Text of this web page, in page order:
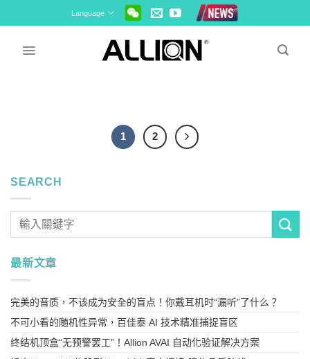
to
Language
1 2
SEARCH
最新文章
完美的音质，不该成为安全的盲点！你戴耳机时“漏听”了什么？
不可小看的随机性异常，百佳泰 AI 技术精准捕捉盲区
终结机顶盒“无预警罢工”！Allion AVAI 自动化验证解决方案